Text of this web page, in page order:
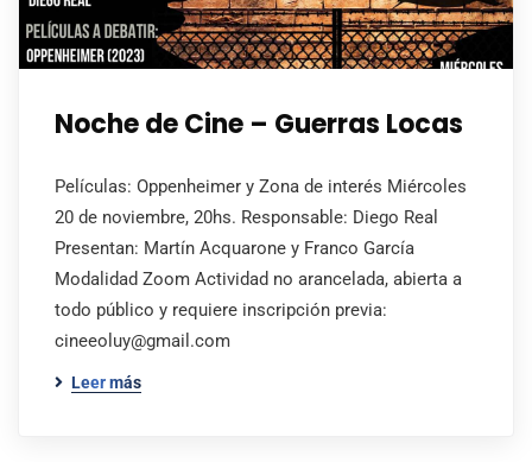
Noche de Cine – Guerras Locas
Películas: Oppenheimer y Zona de interés Miércoles
20 de noviembre, 20hs. Responsable: Diego Real
Presentan: Martín Acquarone y Franco García
Modalidad Zoom Actividad no arancelada, abierta a
todo público y requiere inscripción previa:
cineeoluy@gmail.com
Leer más